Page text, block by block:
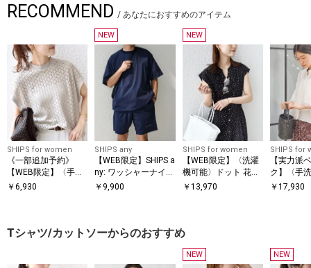
RECOMMEND / あなたにおすすめのアイテム
SHIPS for women
《一部追加予約》
【WEB限定】〈手洗
い可能〉アイレット
￥ 6,930
NEW
SHIPS any
【WEB限定】SHIPS a
ny: ワッシャーナイロ
ン スピンドル Tシャ
￥ 9,900
NEW
SHIPS for women
【WEB限定】〈洗濯
機可能〉ドット 花柄
サイド プリーツ フレ
￥ 13,970
SHIPS for
【実力派
ク】〈手
シルク混
￥17,930
Tシャツ/カットソーからのおすすめ
NEW NEW